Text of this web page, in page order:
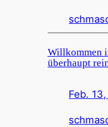
Willkommen
überhaupt
Feb.